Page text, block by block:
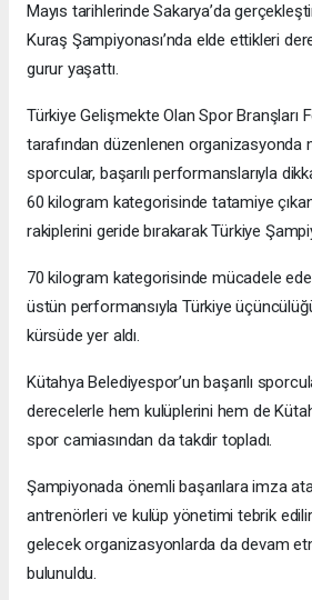
Mayıs tarihlerinde Sakarya’da
Kuraş Şampiyonası’nda elde ettikleri
gurur yaşattı.
Türkiye Gelişmekte Olan Spor Branşları
tarafından düzenlenen organizasyonda
sporcular, başarılı performanslarıyla
60 kilogram kategorisinde tatamiye
rakiplerini geride bırakarak Türkiye
70 kilogram kategorisinde mücadele
üstün performansıyla Türkiye
kürsüde yer aldı.
Kütahya Belediyespor’un başarılı
derecelerle hem kulüplerini hem de
spor camiasından da takdir topladı.
Şampiyonada önemli başarılara imza
antrenörleri ve kulüp yönetimi tebrik
gelecek organizasyonlarda da devam
bulunuldu.